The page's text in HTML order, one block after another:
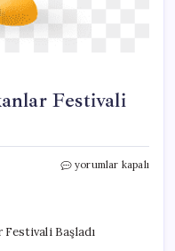
Festivali
Yaşayan
Başladı
için
yorumlar kapalı